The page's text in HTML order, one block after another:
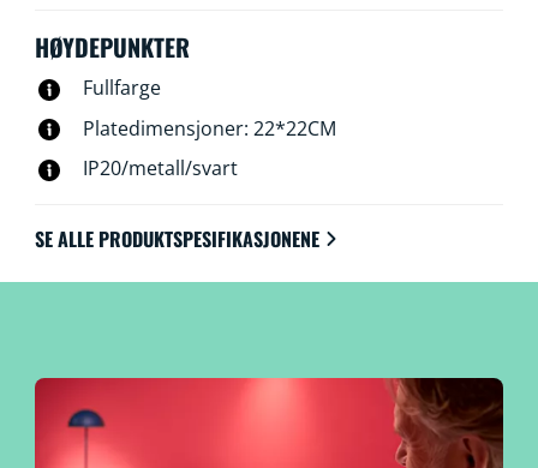
HØYDEPUNKTER
Fullfarge
Platedimensjoner: 22*22CM
IP20/metall/svart
SE ALLE PRODUKTSPESIFIKASJONENE